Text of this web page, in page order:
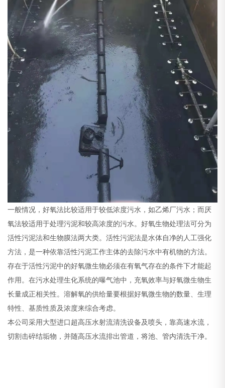
一般情况，好氧法比较适用于较低浓度污水，如乙烯厂污水；而厌
氧法较适用于处理污泥和较高浓度的污水。好氧生物处理法可分为
活性污泥法和生物膜法两大类。活性污泥法是水体自净的人工强化
方法，是一种依靠活性污泥工作主体的去除污水中有机物的方法。
存在于活性污泥中的好氧微生物必须在有氧气存在的条件下才能起
作用。在污水处理生化系统的曝气池中，充氧效率与好氧微生物生
长量成正相关性。溶解氧的供给量要根据好氧微生物的数量、生理
特性、基质性质及浓度来综合考虑。
本公司采用大型进口超高压水射流清洗设备及喷头，靠高速水流，
切割击碎结垢物，并随高压水流排出管道，将池、管内清洗干净。